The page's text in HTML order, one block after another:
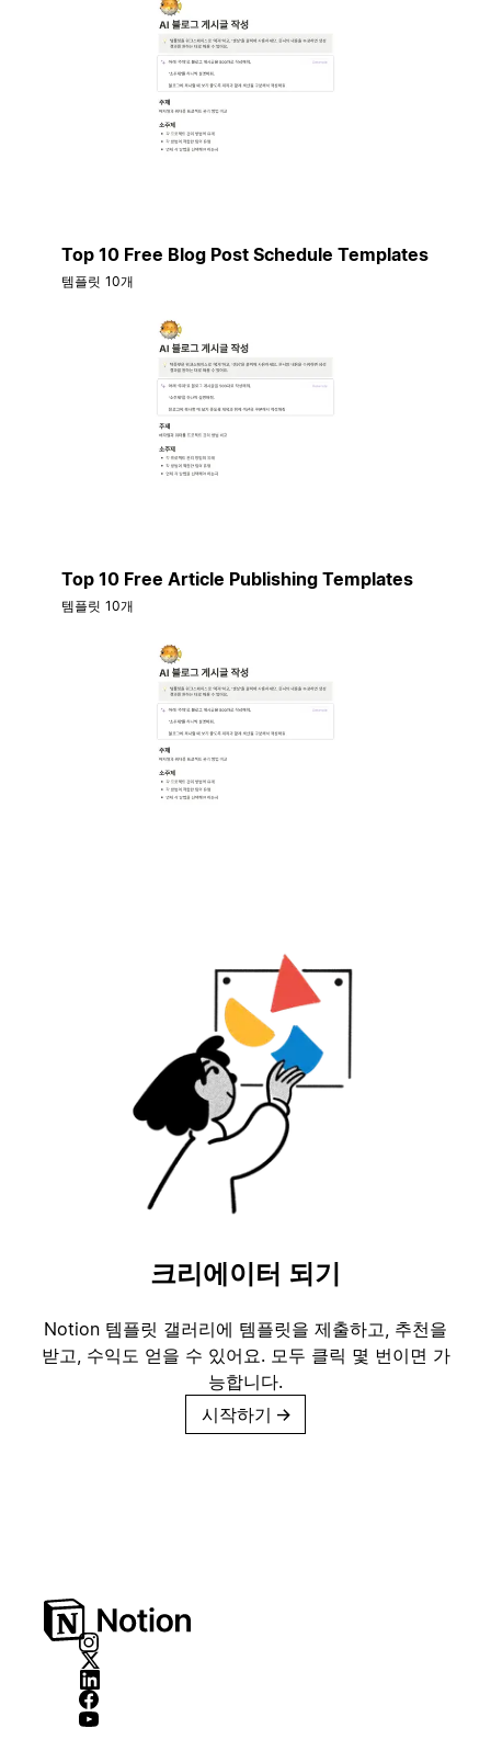
Top 10 Free Blog Post Schedule Templates
템플릿 10개
Top 10 Free Article Publishing Templates
템플릿 10개
크리에이터 되기
Notion 템플릿 갤러리에 템플릿을 제출하고, 추천을
받고, 수익도 얻을 수 있어요. 모두 클릭 몇 번이면 가
능합니다.
시작하기 →